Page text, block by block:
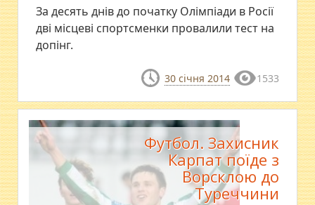
За десять днів до початку Олімпіади в Росії
дві місцеві спортсменки провалили тест на
допінг.
30 січня 2014 1533
Футбол. Захисник
Карпат поїде з
Ворсклою до
Туреччини